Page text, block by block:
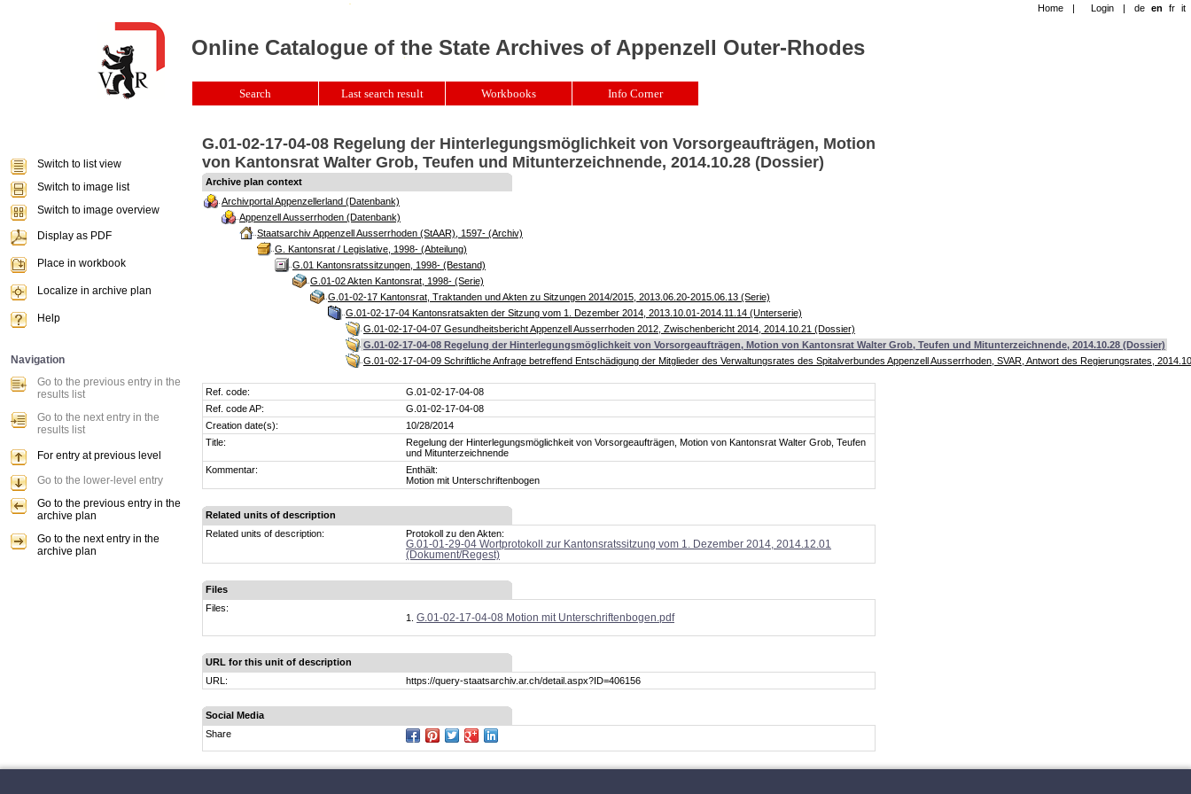
G.01-02-17-04-08 Regelung der Hinterlegungsmöglichkeit von Vorsorgeaufträgen, Motion
von Kantonsrat Walter Grob, Teufen und Mitunterzeichnende, 2014.10.28 (Dossier)
Archive plan context
Archivportal Appenzellerland (Datenbank)
Appenzell Ausserrhoden (Datenbank)
Staatsarchiv Appenzell Ausserrhoden (StAAR), 1597- (Archiv)
G. Kantonsrat / Legislative, 1998- (Abteilung)
G.01 Kantonsratssitzungen, 1998- (Bestand)
G.01-02 Akten Kantonsrat, 1998- (Serie)
G.01-02-17 Kantonsrat, Traktanden und Akten zu Sitzungen 2014/2015, 2013.06.20-2015.06.13 (Serie)
G.01-02-17-04 Kantonsratsakten der Sitzung vom 1. Dezember 2014, 2013.10.01-2014.11.14 (Unterserie)
G.01-02-17-04-07 Gesundheitsbericht Appenzell Ausserrhoden 2012, Zwischenbericht 2014, 2014.10.21 (Dossier)
G.01-02-17-04-08 Regelung der Hinterlegungsmöglichkeit von Vorsorgeaufträgen, Motion von Kantonsrat Walter Grob, Teufen und Mitunterzeichnende, 2014.10.28 (Dossier)
G.01-02-17-04-09 Schriftliche Anfrage betreffend Entschädigung der Mitglieder des Verwaltungsrates des Spitalverbundes Appenzell Ausserrhoden, SVAR, Antwort des Regierungsrates,
Ref. code:
G.01-02-17-04-08
Ref. code AP:
G.01-02-17-04-08
Creation date(s):
10/28/2014
Title:
Regelung der Hinterlegungsmöglichkeit von Vorsorgeaufträgen, Motion von Kantonsrat Walter Grob, Teufen
und Mitunterzeichnende
Kommentar:
Enthält:
Motion mit Unterschriftenbogen
Related units of description
Related units of description:
Protokoll zu den Akten:
G.01-01-29-04 Wortprotokoll zur Kantonsratssitzung vom 1. Dezember 2014, 2014.12.01
(Dokument/Regest)
Files
Files:
G.01-02-17-04-08 Motion mit Unterschriftenbogen.pdf
URL for this unit of description
URL:
https://query-staatsarchiv.ar.ch/detail.aspx?ID=406156
Social Media
Share
Home | Login | de en fr it
Online Catalogue of the State Archives of Appenzell Outer-Rhodes
Search Last search result Workbooks Info Corner
Switch to list view
Switch to image list
Switch to image overview
Display as PDF
Place in workbook
Localize in archive plan
Help
Navigation
Go to the previous entry in the
results list
Go to the next entry in the
results list
For entry at previous level
Go to the lower-level entry
Go to the previous entry in the
archive plan
Go to the next entry in the
archive plan